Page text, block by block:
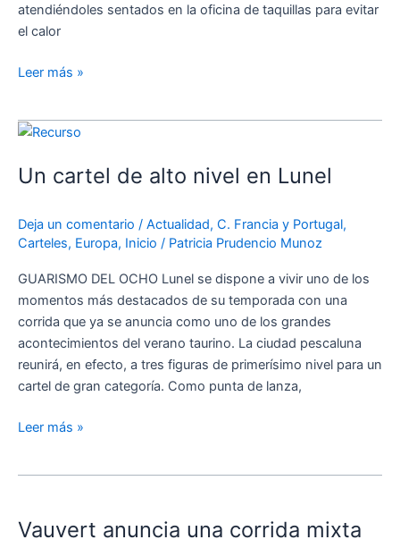
atendiéndoles sentados en la oficina de taquillas para evitar
el calor
Leer más »
Un cartel de alto nivel en Lunel
Deja un comentario / Actualidad, C. Francia y Portugal,
Carteles, Europa, Inicio / Patricia Prudencio Munoz
GUARISMO DEL OCHO Lunel se dispone a vivir uno de los
momentos más destacados de su temporada con una
corrida que ya se anuncia como uno de los grandes
acontecimientos del verano taurino. La ciudad pescaluna
reunirá, en efecto, a tres figuras de primerísimo nivel para un
cartel de gran categoría. Como punta de lanza,
Un
de
nivel
en
Leer más »
Vauvert anuncia una corrida mixta
una